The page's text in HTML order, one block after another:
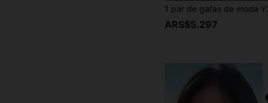
ARS$5.297